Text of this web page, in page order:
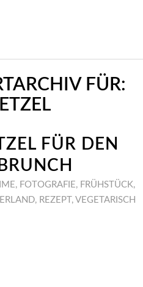
FÜR:
FÜR DEN
, FOTOGRAFIE, FRÜHSTÜCK,
, REZEPT , VEGETARISCH